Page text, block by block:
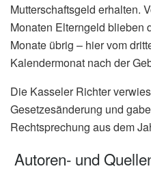
Mutterschaftsgeld erhalten.
Monaten Elterngeld blieben
Monate übrig – hier vom
Kalendermonat nach der
Die Kasseler Richter
Gesetzesänderung und
Rechtsprechung aus dem
Autoren- und